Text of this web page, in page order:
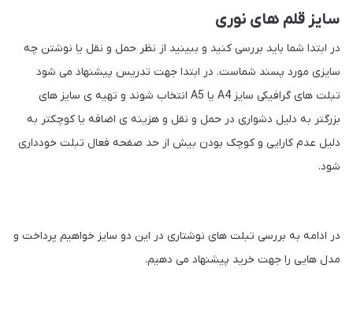
سایز قلم های نوری
در ابتدا شما باید بررسی کنید و ببینید از نظر حمل و نقل یا نوشتن چه
سایزی مورد پسند شماست. در ابتدا جهت تدریس پیشنهاد می شود
تبلت های گرافیکی سایز A4 یا A5 انتخاب شوند و تهیه ی سایز های
بزرگتر به دلیل دشواری در حمل و نقل و هزینه ی اضافه یا کوچکتر به
دلیل عدم کارایی و کوچک بودن بیش از حد صفحه فعال تبلت خودداری
شود.
در ادامه به بررسی تبلت های نوشتاری در این دو سایز خواهیم پرداخت و
مدل هایی را جهت خرید پیشنهاد می دهیم.